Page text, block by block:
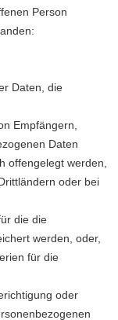
Person
Daten, die
Empfängern,
Daten
offengelegt werden,
oder bei
die die
werden, oder,
für die
oder